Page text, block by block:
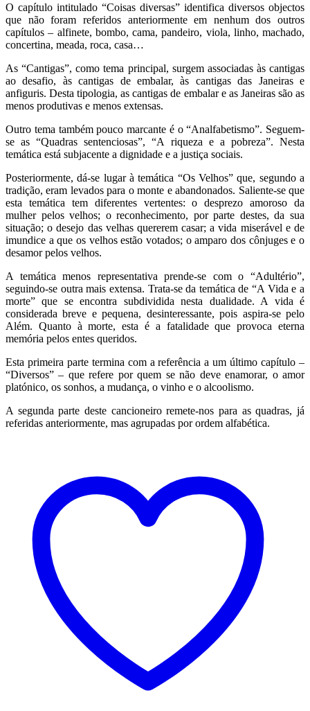
O capítulo intitulado “Coisas diversas” identifica diversos objectos
que não foram referidos anteriormente em nenhum dos outros
capítulos – alfinete, bombo, cama, pandeiro, viola, linho, machado,
concertina, meada, roca, casa…
As “Cantigas”, como tema principal, surgem associadas às cantigas
ao desafio, às cantigas de embalar, às cantigas das Janeiras e
anfiguris. Desta tipologia, as cantigas de embalar e as Janeiras são as
menos produtivas e menos extensas.
Outro tema também pouco marcante é o “Analfabetismo”. Seguem-
se as “Quadras sentenciosas”, “A riqueza e a pobreza”. Nesta
temática está subjacente a dignidade e a justiça sociais.
Posteriormente, dá-se lugar à temática “Os Velhos” que, segundo a
tradição, eram levados para o monte e abandonados. Saliente-se que
esta temática tem diferentes vertentes: o desprezo amoroso da
mulher pelos velhos; o reconhecimento, por parte destes, da sua
situação; o desejo das velhas quererem casar; a vida miserável e de
imundice a que os velhos estão votados; o amparo dos cônjuges e o
desamor pelos velhos.
A temática menos representativa prende-se com o “Adultério”,
seguindo-se outra mais extensa. Trata-se da temática de “A Vida e a
morte” que se encontra subdividida nesta dualidade. A vida é
considerada breve e pequena, desinteressante, pois aspira-se pelo
Além. Quanto à morte, esta é a fatalidade que provoca eterna
memória pelos entes queridos.
Esta primeira parte termina com a referência a um último capítulo –
“Diversos” – que refere por quem se não deve enamorar, o amor
platónico, os sonhos, a mudança, o vinho e o alcoolismo.
A segunda parte deste cancioneiro remete-nos para as quadras, já
referidas anteriormente, mas agrupadas por ordem alfabética.